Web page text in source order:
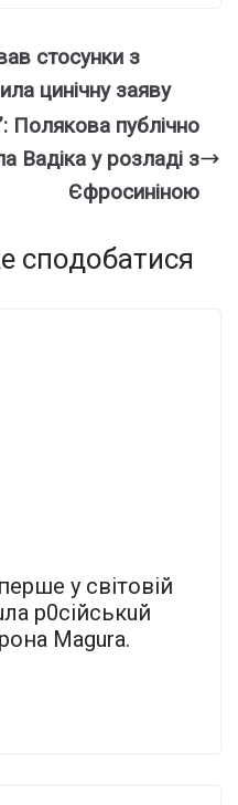
стосунки з
цинічну заяву
Полякова публічно
Вадіка у розладі з
Єфросиніною
сподобатися
у cвітовій
р0cійськuй
Magura.